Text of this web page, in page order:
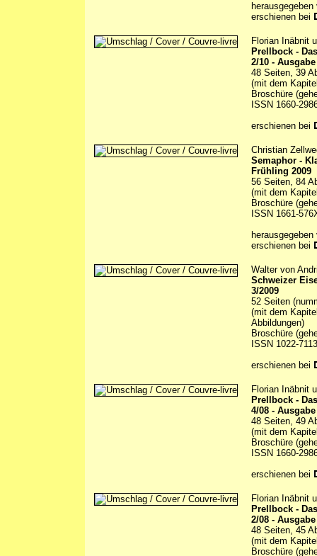
erschienen bei
Florian Inäbnit
Prellbock -
2/10 - Ausgabe
48 Seiten, 39
(mit dem
Broschüre
ISSN 1660-
erschienen bei
Christian
Semaphor -
Frühling 2009
56 Seiten, 84
(mit dem
Broschüre
ISSN 1661-
erschienen bei
Walter von
Schweizer
3/2009
52 Seiten
(mit dem
Abbildungen)
Broschüre
ISSN 1022-7113
erschienen bei
Florian Inäbnit
Prellbock -
4/08 - Ausgabe
48 Seiten, 49
(mit dem
Broschüre
ISSN 1660-
erschienen bei
Florian Inäbnit
Prellbock -
2/08 - Ausgabe
48 Seiten, 45
(mit dem
Broschüre